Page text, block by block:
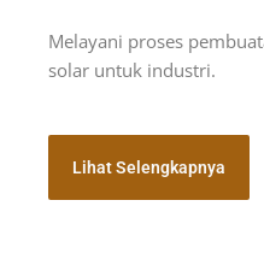
Melayani proses
solar untuk industri.
Lihat Selengkapnya